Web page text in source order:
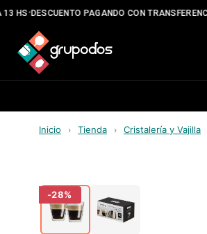
HS•DESCUENTO PAGANDO CON
Inicio › Tienda › Cristalería y Vajilla
-28%